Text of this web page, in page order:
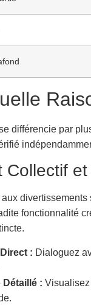
différencie par
Collectif
fonctionnalité
: Dialoguez
Détaillé : Visualisez